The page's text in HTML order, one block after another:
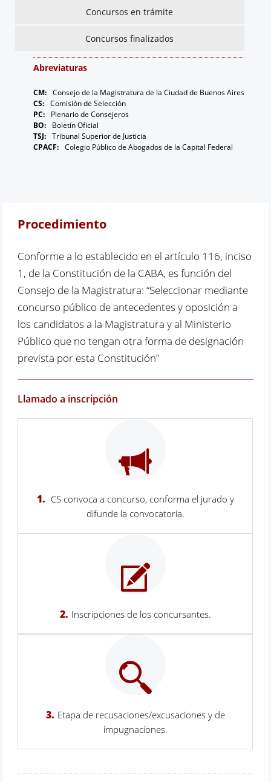
Acceso a la información Pública
Pedido de Acceso a la Información online
Tenés Derechos
Plan de Gobierno Abierto en la Justicia
Transparencia
Concursos en trámite
Concursos finalizados
Abreviaturas
CM:
Consejo de la Magistratura de la Ciudad de Buenos Aires
CS:
Comisión de Selección
PC:
Plenario de Consejeros
BO:
Boletín Oficial
TSJ:
Tribunal Superior de Justicia
CPACF:
Colegio Público de Abogados de la Capital Federal
Procedimiento
Conforme a lo establecido en el artículo 116, inciso
1, de la Constitución de la CABA, es función del
Consejo de la Magistratura: “Seleccionar mediante
concurso público de antecedentes y oposición a
los candidatos a la Magistratura y al Ministerio
Público que no tengan otra forma de designación
prevista por esta Constitución”
Llamado a inscripción
1. CS convoca a concurso, conforma el jurado y
difunde la convocatoria.
2. Inscripciones de los concursantes.
3. Etapa de recusaciones/excusaciones y de
impugnaciones.